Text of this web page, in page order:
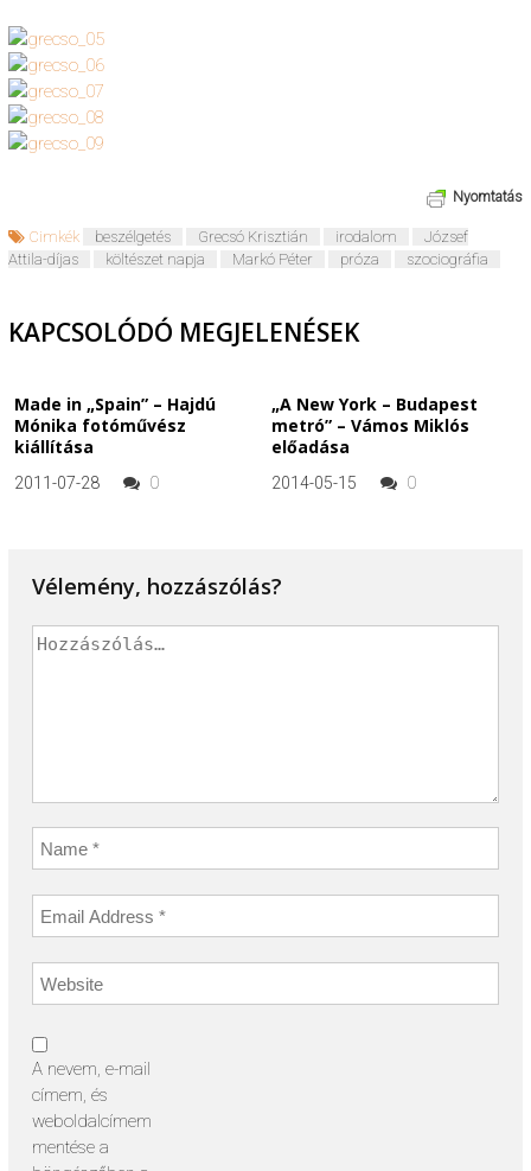
Nyomtatás
Cimkék beszélgetés Grecsó Krisztián irodalom
József
Attila-díjas
költészet napja Markó Péter próza szociográfia
KAPCSOLÓDÓ MEGJELENÉSEK
Made in „Spain” – Hajdú
Mónika fotóművész
kiállítása
2011-07-28 0
„A New York – Budapest
metró” – Vámos Miklós
előadása
2014-05-15 0
Vélemény, hozzászólás?
A nevem, e-mail
címem, és
weboldalcímem
mentése a